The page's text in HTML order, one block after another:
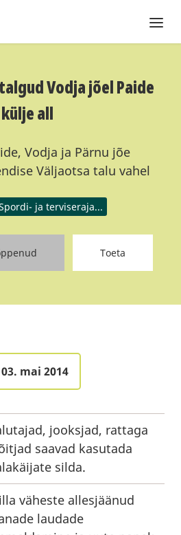
Vodja jõel Paide
külje all
Vodja ja Pärnu jõe
Väljaotsa talu vahel
ja terviseraja...
Toeta
mai 2014
jooksjad, rattaga
saavad kasutada
silda.
väheste allesjäänud
laudade